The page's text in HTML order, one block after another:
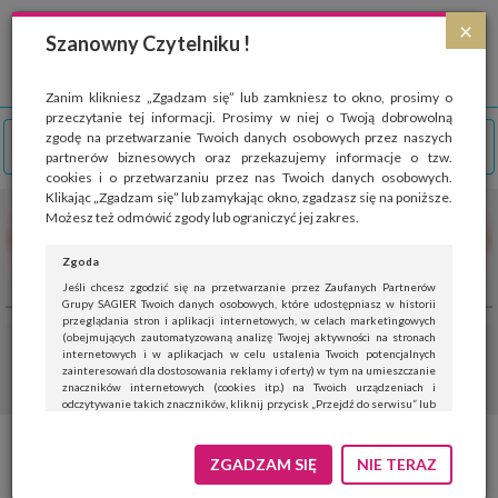
×
Szanowny Czytelniku !
Zanim klikniesz „Zgadzam się” lub zamkniesz to okno, prosimy o
przeczytanie tej informacji. Prosimy w niej o Twoją dobrowolną
zgodę na przetwarzanie Twoich danych osobowych przez naszych
partnerów biznesowych oraz przekazujemy informacje o tzw.
cookies i o przetwarzaniu przez nas Twoich danych osobowych.
Klikając „Zgadzam się” lub zamykając okno, zgadzasz się na poniższe.
Możesz też odmówić zgody lub ograniczyć jej zakres.
Zgoda
Jeśli chcesz zgodzić się na przetwarzanie przez Zaufanych Partnerów
Grupy SAGIER Twoich danych osobowych, które udostępniasz w historii
przeglądania stron i aplikacji internetowych, w celach marketingowych
(obejmujących zautomatyzowaną analizę Twojej aktywności na stronach
internetowych i w aplikacjach w celu ustalenia Twoich potencjalnych
zainteresowań dla dostosowania reklamy i oferty) w tym na umieszczanie
znaczników internetowych (cookies itp.) na Twoich urządzeniach i
odczytywanie takich znaczników, kliknij przycisk „Przejdź do serwisu” lub
Jeśli nie chcesz wyrazić zgody, kliknij „Nie teraz”.
Wyrażenie zgody jest dobrowolne. Możesz edytować zakres zgody, w tym
ZGADZAM SIĘ NIE TERAZ
Strona wykorzystuje pliki cookies, które służą głównie do celów statystycznych.
Wyrażając zgodę na używanie 'cookies', zezwalasz na zapisanie ich w pamięci
przeglądarki. Przejdź do
polityki cookies